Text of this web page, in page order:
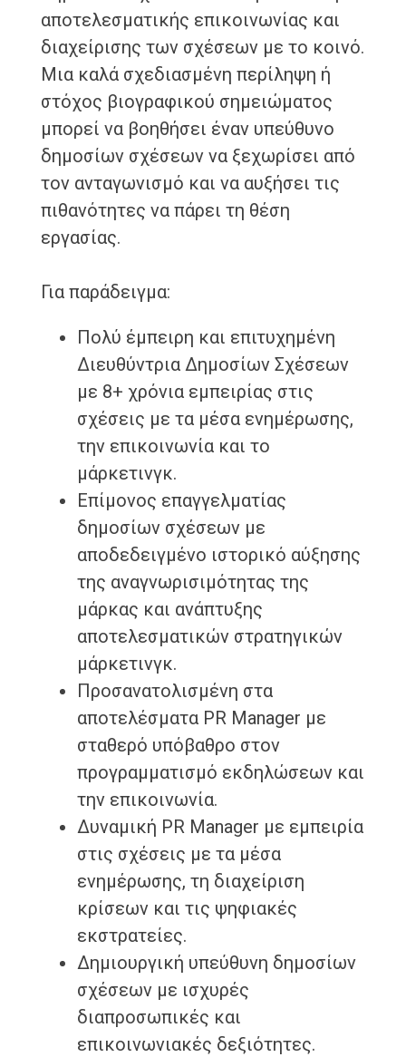
αποτελεσματικής επικοινωνίας και
διαχείρισης των σχέσεων με το κοινό.
Μια καλά σχεδιασμένη περίληψη ή
στόχος βιογραφικού σημειώματος
μπορεί να βοηθήσει έναν υπεύθυνο
δημοσίων σχέσεων να ξεχωρίσει από
τον ανταγωνισμό και να αυξήσει τις
πιθανότητες να πάρει τη θέση
εργασίας.
Για παράδειγμα:
Πολύ έμπειρη και επιτυχημένη
Διευθύντρια Δημοσίων Σχέσεων
με 8+ χρόνια εμπειρίας στις
σχέσεις με τα μέσα ενημέρωσης,
την επικοινωνία και το
μάρκετινγκ.
Επίμονος επαγγελματίας
δημοσίων σχέσεων με
αποδεδειγμένο ιστορικό αύξησης
της αναγνωρισιμότητας της
μάρκας και ανάπτυξης
αποτελεσματικών στρατηγικών
μάρκετινγκ.
Προσανατολισμένη στα
αποτελέσματα PR Manager με
σταθερό υπόβαθρο στον
προγραμματισμό εκδηλώσεων και
την επικοινωνία.
Δυναμική PR Manager με εμπειρία
στις σχέσεις με τα μέσα
ενημέρωσης, τη διαχείριση
κρίσεων και τις ψηφιακές
εκστρατείες.
Δημιουργική υπεύθυνη δημοσίων
σχέσεων με ισχυρές
διαπροσωπικές και
επικοινωνιακές δεξιότητες.